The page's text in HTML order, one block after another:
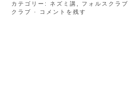
カテゴリー: ネズミ講 フォルスクラブ
クラブ
· コメントを残す